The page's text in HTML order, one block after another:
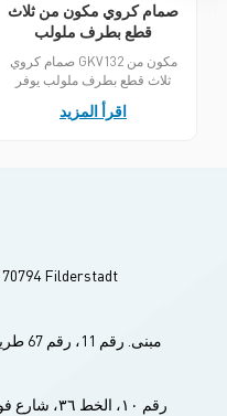
صمام كروي مكون من ثلاث
قطع بطرف ملولب
صمام كروي GKV132 مكون من
ثلاث قطع بطرف ملولب يوفر
أقصى قدر من المرونة من خلال
الخيوط، لحام المقبس، لحام
اقرأ المزيد